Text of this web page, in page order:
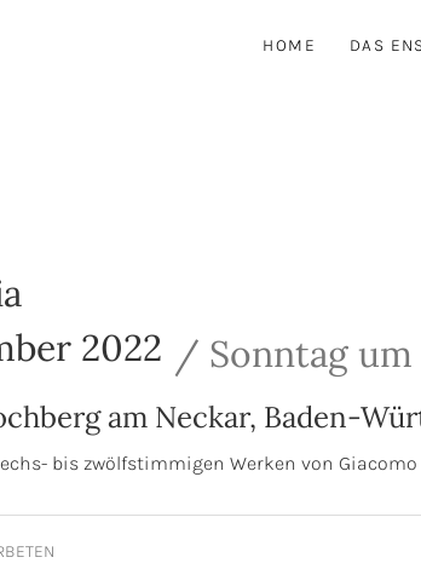
HOME DAS
2022
Sonntag um
am Neckar, Baden-
bis zwölfstimmigen Werken von